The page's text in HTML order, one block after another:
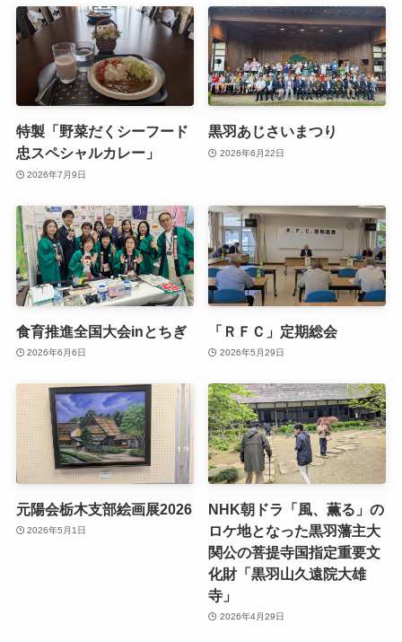
特製「野菜だくシーフード
忠スペシャルカレー」
2026年7月9日
黒羽あじさいまつり
2026年6月22日
食育推進全国大会inとちぎ
2026年6月6日
「ＲＦＣ」定期総会
2026年5月29日
元陽会栃木支部絵画展2026
2026年5月1日
NHK朝ドラ「風、薫る」の
ロケ地となった黒羽藩主大
関公の菩提寺国指定重要文
化財「黒羽山久遠院大雄
寺」
2026年4月29日